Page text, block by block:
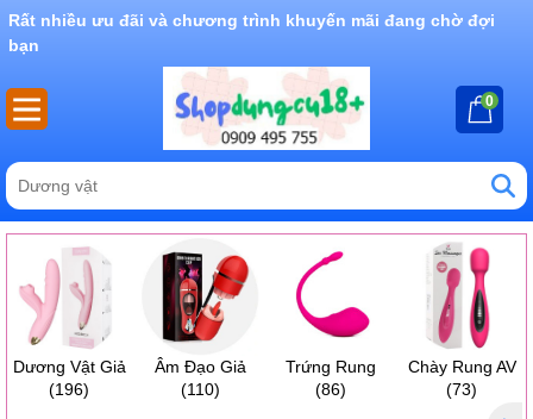
Rất nhiều ưu đãi và chương trình khuyến mãi đang chờ đợi
bạn
0
Dương Vật Giả
(196)
Âm Đạo Giả
(110)
Trứng Rung
(86)
Chày Rung AV
(73)